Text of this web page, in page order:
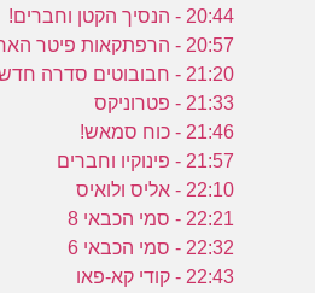
20:44 - הנסיך הקטן וחברים!
20:57 - הרפתקאות פיטר הארנב- עונה 2
21:20 - חבובוטים סדרה חדשה!
21:33 - פטרוניקס
21:46 - כוח סמאש!
21:57 - פינוקיו וחברים
22:10 - אליס ולואיס
22:21 - סמי הכבאי 8
22:32 - סמי הכבאי 6
22:43 - קודי קא-פאו